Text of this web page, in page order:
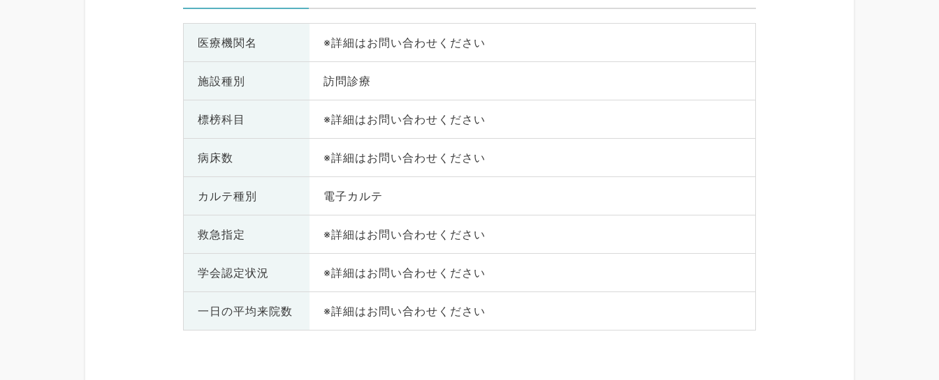
医療機関名 ※詳細はお問い合わせください
施設種別 訪問診療
標榜科目 ※詳細はお問い合わせください
病床数 ※詳細はお問い合わせください
カルテ種別 電子カルテ
救急指定 ※詳細はお問い合わせください
学会認定状況 ※詳細はお問い合わせください
一日の平均来院数 ※詳細はお問い合わせください